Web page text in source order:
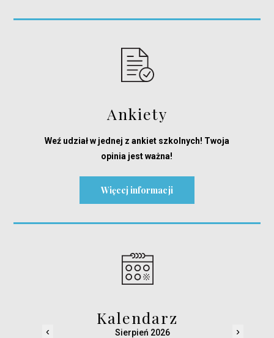
Ankiety
Weź udział w jednej z ankiet szkolnych! Twoja
opinia jest ważna!
Więcej informacji
Kalendarz
‹ Sierpień 2026 ›